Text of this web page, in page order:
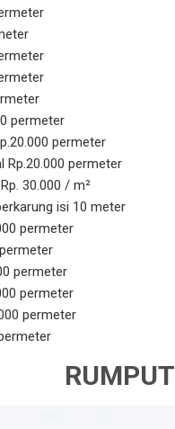
permeter
permeter
Rp.20.000 permeter
30.000 / m²
isi 10 meter
permeter
permeter
permeter
permeter